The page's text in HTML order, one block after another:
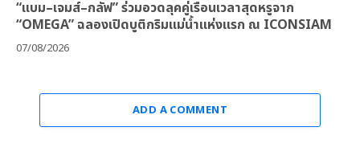
“แบม–เจมส์–กลัฟ” ร่วมอวดลุคคู่เรือนเวลาสุดหรูจาก
“OMEGA” ฉลองเปิดบูติกริมแม่น้ำแห่งแรก ณ ICONSIAM
07/08/2026
ADD A COMMENT